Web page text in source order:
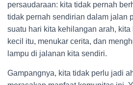
persaudaraan: kita tidak pernah
tidak pernah sendirian dalam jalan
suatu hari kita kehilangan arah,
kecil itu, menukar cerita, dan
lampu di jalanan kita sendiri.
Gampangnya, kita tidak perlu jadi